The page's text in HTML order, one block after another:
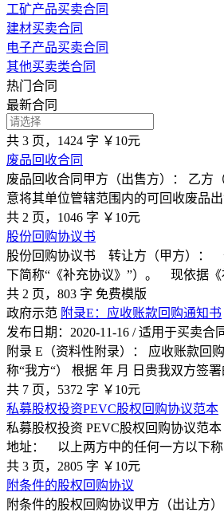
工矿产品买卖合同
建材买卖合同
电子产品买卖合同
其他买卖类合同
热门合同
最新合同
共 3 页，1424 字 ￥10元
废品回收合同
废品回收合同甲方（出售方）： 乙方
意将其单位管辖范围内的可回收废品
共 2 页，1046 字 ￥10元
股份回购协议书
股份回购协议书 转让方（甲方）
下简称“《补充协议》”）。 现依据《
共 2 页，803 字 免费模版
政府示范 附录E：应收账款回购通知书
发布日期：2020-11-16 / 适用于买卖合
附录 E（资料性附录）： 应收账款回
称“我方“） 根据 年 月 日贵我双方签
共 7 页，5372 字 ￥10元
私募股权投资PEVC股权回购协议范本
私募股权投资 PEVC股权回购协议
地址： 以上两方中的任何一方以下称
共 3 页，2805 字 ￥10元
附条件的股权回购协议
附条件的股权回购协议甲方（出让方